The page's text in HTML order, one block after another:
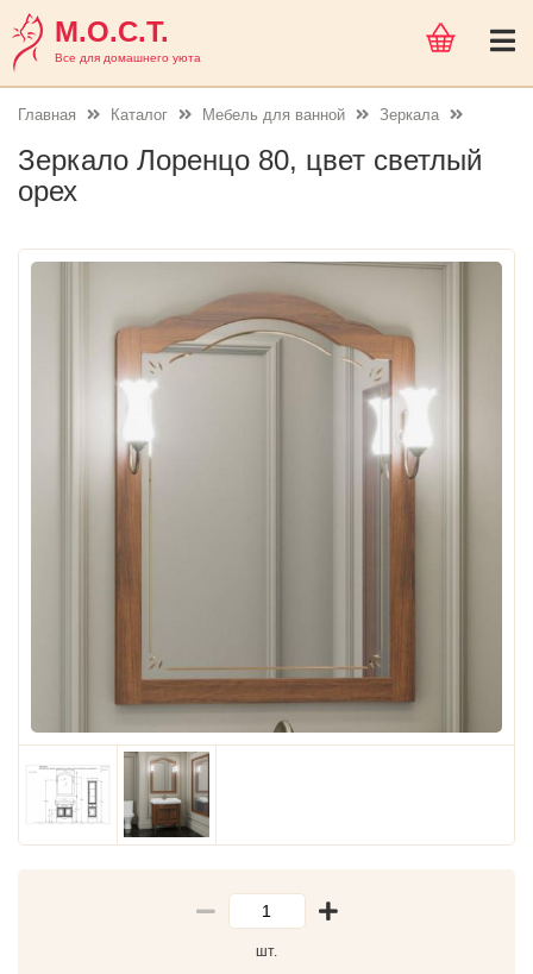
М.О.С.Т.
Все для домашнего уюта
Главная Каталог Мебель для ванной Зеркала
Зеркало Лоренцо 80, цвет светлый
орех
шт.